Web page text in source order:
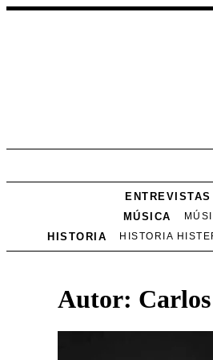
ENTREVISTAS
MÚSICA
HISTORIA HISTORIA
Autor: